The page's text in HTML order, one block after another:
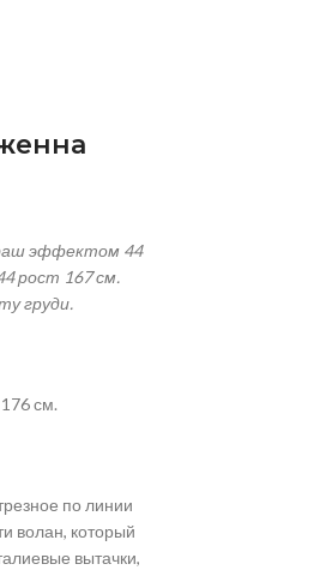
эффектом 44
рост 167 см.
груди.
см.
по линии
волан, который
вытачки,